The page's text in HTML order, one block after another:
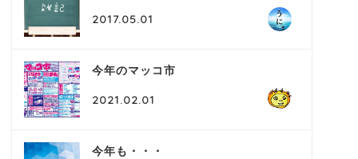
2017.05.01
今年のマッコ市
2021.02.01
今年も・・・